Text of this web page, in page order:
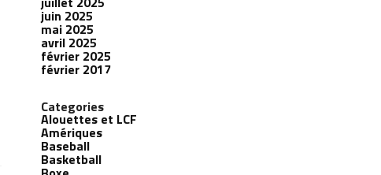
juin 2025
mai 2025
avril 2025
février 2025
février 2017
Categories
Alouettes et LCF
Amériques
Baseball
Basketball